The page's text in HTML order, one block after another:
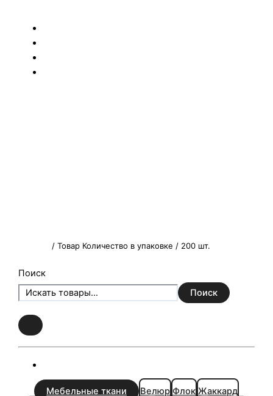
/ Товар Количество в упаковке / 200 шт.
Поиск
Поиск
Мебельные ткани Велюр Флок Жаккард